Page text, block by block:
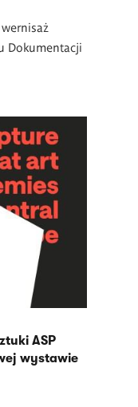
Dokumentacji
ASP
wystawie